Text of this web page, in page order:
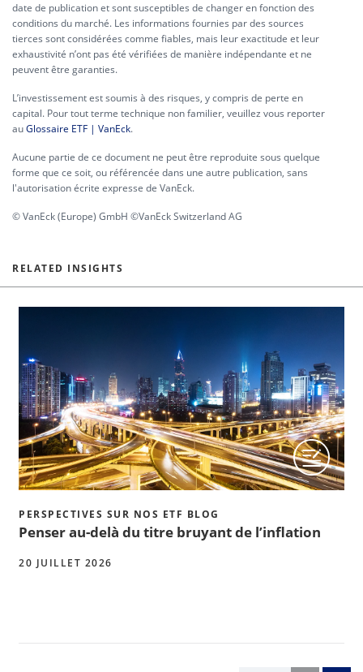
date de publication et sont susceptibles de changer en fonction des
conditions du marché. Les informations fournies par des sources
tierces sont considérées comme fiables, mais leur exactitude et leur
exhaustivité n’ont pas été vérifiées de manière indépendante et ne
peuvent être garanties.
L’investissement est soumis à des risques, y compris de perte en
capital. Pour tout terme technique non familier, veuillez vous reporter
auGlossaire ETF | VanEck.
Aucune partie de ce document ne peut être reproduite sous quelque
forme que ce soit, ou référencée dans une autre publication, sans
l'autorisation écrite expresse de VanEck.
© VanEck (Europe) GmbH ©VanEck Switzerland AG
RELATED INSIGHTS
PERSPECTIVES SUR NOS ETF BLOG
Penser au-delà du titre bruyant de l’inflation
20 JUILLET 2026